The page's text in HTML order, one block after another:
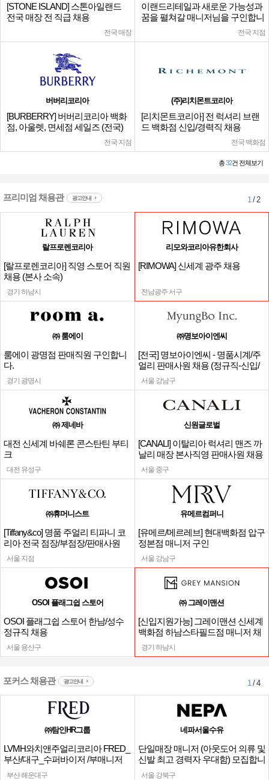
[STONE ISLAND] 스톤아일랜드
전국 매장 전 직급 채용
전국 매장
이랜드리테일과 새로운 가능성과
꿈을 펼쳐갈 매니저님을 구인합니
전국 지점
버버리코리아
[BURBERRY] 버버리코리아 백화
점, 아울렛, 면세점 세일즈 (전국)
전국 지점
(주)리치몬트코리아
[리치몬트코리아] 전 럭셔리 브랜
드 백화점 신입/경력직 채용
전국 백화점
총32건 전체보기
프리미엄 채용관 광고안내 1/ 2
랄프로렌코리아
[랄프로렌코리아] 직영 스토어 직원
채용 (본사 소속)
경기 하남시
리모와코리아유한회사
[RIMOWA] 신세계 광주 채용
전남광주 서구
㈜ 룸에이
룸에이 광명점 판매직원 구인합니
다.
경기 광명시
㈜명보아이엔씨
[전국] 명보아이엔씨 - 명품시계/주
얼리 판매사원 채용 (정규직-신입/
경력)
서울 강남구
㈜ 제네바
대전 신세계 바쉐론 콘스탄틴 부티
크
대전 유성구
신원글로벌
[CANALI] 이탈리아 럭셔리 맨즈 까
날리 매장 본사직영 판매사원 채용
서울 중구
㈜휴머니스트
[Tiffany&co] 명품 주얼리 티파니 코
리아 전국 점장/부점장/판매사원
서울 지점
유메르컴퍼니
[유메르/메르레브] 현대백화점 압구
정본점 매니저 구인
서울 강남구
OSOI 플래그쉽 스토어
OSOI 플래그쉽 스토어 한남/성수
정규직 채용
서울 용산구
㈜ 그레이맨션
[신입지원가능] 그레이맨션 신세계
백화점 하남스타필드점 매니저 채
용
경기 하남시
포커스 채용관 광고안내 1/ 4
㈜탐인HR그룹
LVMH와치앤주얼리코리아 FRED_
부산/대구_수퍼바이저 /부매니저
채용
부산 해운대구
네파서울수유
단일매장 매니저 (아웃도어 의류 및
신발 최고 경력자 우대함) 모집합니
다.
서울 강북구